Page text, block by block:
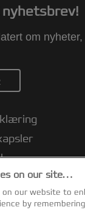
nyhetsbrev!
om
on our site…
on our website to
by